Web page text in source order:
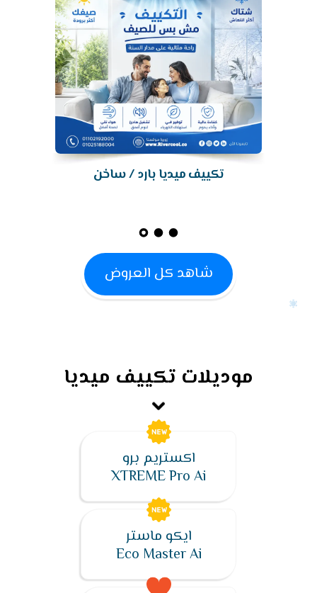
تكييف ميديا بارد / ساخن
شاهد كل العروض
موديلات تكييف ميديا
اكستريم برو
XTREME Pro Ai
ايكو ماستر
Eco Master Ai